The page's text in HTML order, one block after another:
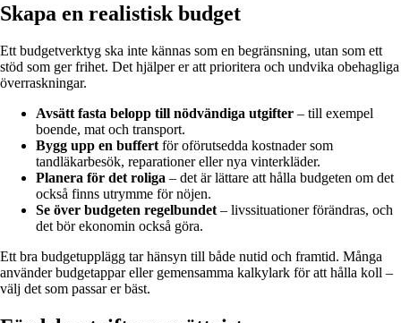
Skapa en realistisk budget
Ett budgetverktyg ska inte kännas som en begränsning, utan som ett
stöd som ger frihet. Det hjälper er att prioritera och undvika obehagliga
överraskningar.
Avsätt fasta belopp till nödvändiga utgifter – till exempel
boende, mat och transport.
Bygg upp en buffertför oförutsedda kostnader som
tandläkarbesök, reparationer eller nya vinterkläder.
Planera för det roliga – det är lättare att hålla budgeten om det
också finns utrymme för nöjen.
Se över budgeten regelbundet– livssituationer förändras, och
det bör ekonomin också göra.
Ett bra budgetupplägg tar hänsyn till både nutid och framtid. Många
använder budgetappar eller gemensamma kalkylark för att hålla koll –
välj det som passar er bäst.